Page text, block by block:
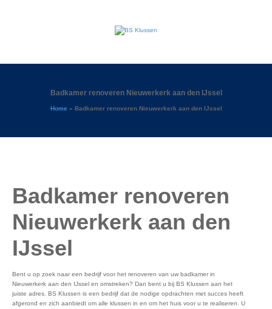
Badkamer renoveren Nieuwerkerk aan den IJssel
Home » Badkamer renoveren Nieuwerkerk aan den IJssel
Badkamer renoveren
Nieuwerkerk aan den
IJssel
Bent u op zoek naar een bedrijf voor het renoveren van uw badkamer in
Nieuwerkerk aan den IJssel en omstreken? Dan bent u bij BS Klussen aan het
juiste adres. BS Klussen is een bedrijf dat de nodige opdrachten met succes heeft
afgerond en zich aanbiedt om alle klussen in en om het huis voor u te realiseren. U